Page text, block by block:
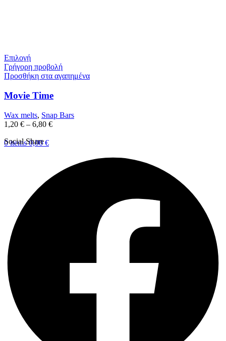
0items 0,00€
Επιλογή
Γρήγορη προβολή
Προσθήκη στα αγαπημένα
Movie Time
Wax melts, Snap Bars
1,20 € – 6,80 €
Social Share